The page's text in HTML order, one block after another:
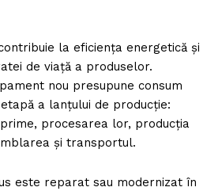
la eficiența energetică și
de viață a produselor.
nou presupune consum
a lanțului de producție:
procesarea lor, producția
și transportul.
este reparat sau modernizat în